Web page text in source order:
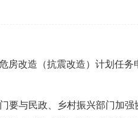
房改造 （抗震改造） 计划任务
要与民政、乡村振兴部门加